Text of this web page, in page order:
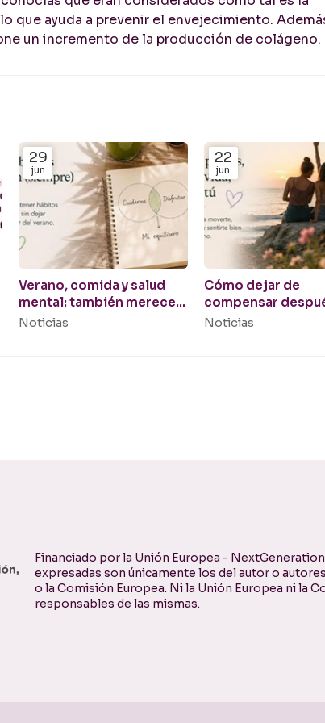
que ayuda a prevenir el envejecimiento.
un incremento de la producción de colágeno.
29
jun
Verano, comida y salud
mental: también mereces
disfrutar
Noticias
22
jun
Cómo dejar de
compensar
un fin de semana o
Noticias
Financiado por la Unión Europea -
expresadas son únicamente los del autor o
o la Comisión Europea. Ni la Unión Europea ni la
responsables de las mismas.